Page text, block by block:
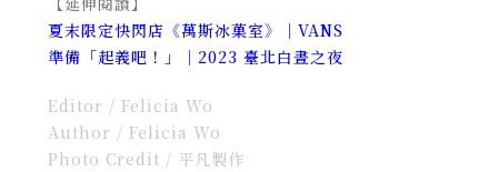
夏末限定快閃店《萬斯冰菓室》｜VANS
準備「起義吧！」｜2023 臺北白晝之夜
Editor / Felicia Wo
Author / Felicia Wo
Photo Credit / 平凡製作